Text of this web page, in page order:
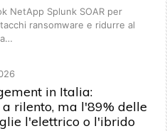
NetApp Splunk SOAR per
ransomware e ridurre al
in Italia:
rilento, ma l'89% delle
l'elettrico o l'ibrido